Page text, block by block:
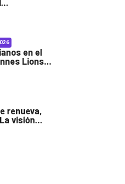
en el
Lions...
renueva,
visión...